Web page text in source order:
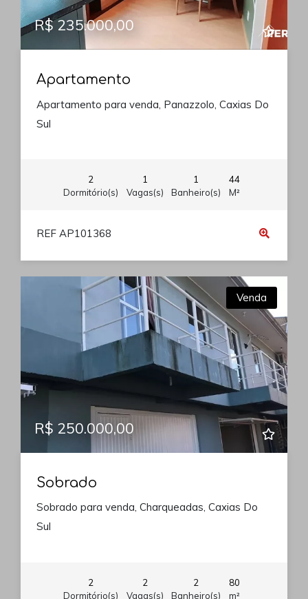
R$ 235.000,00
Apartamento
Apartamento para venda, Panazzolo, Caxias Do
Sul
2
Dormitório(s)
1
Vagas(s)
1
Banheiro(s)
44
M²
REF AP101368
Venda
R$ 250.000,00
Sobrado
Sobrado para venda, Charqueadas, Caxias Do
Sul
2
Dormitório(s)
2
Vagas(s)
2
Banheiro(s)
80
m²